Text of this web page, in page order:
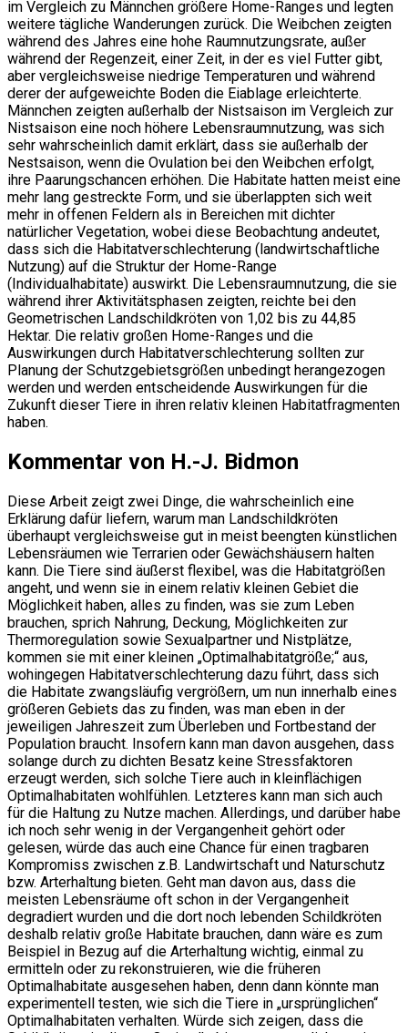
im Vergleich zu Männchen größere Home-Ranges und legten
weitere tägliche Wanderungen zurück. Die Weibchen zeigten
während des Jahres eine hohe Raumnutzungsrate, außer
während der Regenzeit, einer Zeit, in der es viel Futter gibt,
aber vergleichsweise niedrige Temperaturen und während
derer der aufgeweichte Boden die Eiablage erleichterte.
Männchen zeigten außerhalb der Nistsaison im Vergleich zur
Nistsaison eine noch höhere Lebensraumnutzung, was sich
sehr wahrscheinlich damit erklärt, dass sie außerhalb der
Nestsaison, wenn die Ovulation bei den Weibchen erfolgt,
ihre Paarungschancen erhöhen. Die Habitate hatten meist eine
mehr lang gestreckte Form, und sie überlappten sich weit
mehr in offenen Feldern als in Bereichen mit dichter
natürlicher Vegetation, wobei diese Beobachtung andeutet,
dass sich die Habitatverschlechterung (landwirtschaftliche
Nutzung) auf die Struktur der Home-Range
(Individualhabitate) auswirkt. Die Lebensraumnutzung, die sie
während ihrer Aktivitätsphasen zeigten, reichte bei den
Geometrischen Landschildkröten von 1,02 bis zu 44,85
Hektar. Die relativ großen Home-Ranges und die
Auswirkungen durch Habitatverschlechterung sollten zur
Planung der Schutzgebietsgrößen unbedingt herangezogen
werden und werden entscheidende Auswirkungen für die
Zukunft dieser Tiere in ihren relativ kleinen Habitatfragmenten
haben.
Kommentar von H.-J. Bidmon
Diese Arbeit zeigt zwei Dinge, die wahrscheinlich eine
Erklärung dafür liefern, warum man Landschildkröten
überhaupt vergleichsweise gut in meist beengten künstlichen
Lebensräumen wie Terrarien oder Gewächshäusern halten
kann. Die Tiere sind äußerst flexibel, was die Habitatgrößen
angeht, und wenn sie in einem relativ kleinen Gebiet die
Möglichkeit haben, alles zu finden, was sie zum Leben
brauchen, sprich Nahrung, Deckung, Möglichkeiten zur
Thermoregulation sowie Sexualpartner und Nistplätze,
kommen sie mit einer kleinen „Optimalhabitatgröße;“ aus,
wohingegen Habitatverschlechterung dazu führt, dass sich
die Habitate zwangsläufig vergrößern, um nun innerhalb eines
größeren Gebiets das zu finden, was man eben in der
jeweiligen Jahreszeit zum Überleben und Fortbestand der
Population braucht. Insofern kann man davon ausgehen, dass
solange durch zu dichten Besatz keine Stressfaktoren
erzeugt werden, sich solche Tiere auch in kleinflächigen
Optimalhabitaten wohlfühlen. Letzteres kann man sich auch
für die Haltung zu Nutze machen. Allerdings, und darüber habe
ich noch sehr wenig in der Vergangenheit gehört oder
gelesen, würde das auch eine Chance für einen tragbaren
Kompromiss zwischen z.B. Landwirtschaft und Naturschutz
bzw. Arterhaltung bieten. Geht man davon aus, dass die
meisten Lebensräume oft schon in der Vergangenheit
degradiert wurden und die dort noch lebenden Schildkröten
deshalb relativ große Habitate brauchen, dann wäre es zum
Beispiel in Bezug auf die Arterhaltung wichtig, einmal zu
ermitteln oder zu rekonstruieren, wie die früheren
Optimalhabitate ausgesehen haben, denn dann könnte man
experimentell testen, wie sich die Tiere in „ursprünglichen“
Optimalhabitaten verhalten. Würde sich zeigen, dass die